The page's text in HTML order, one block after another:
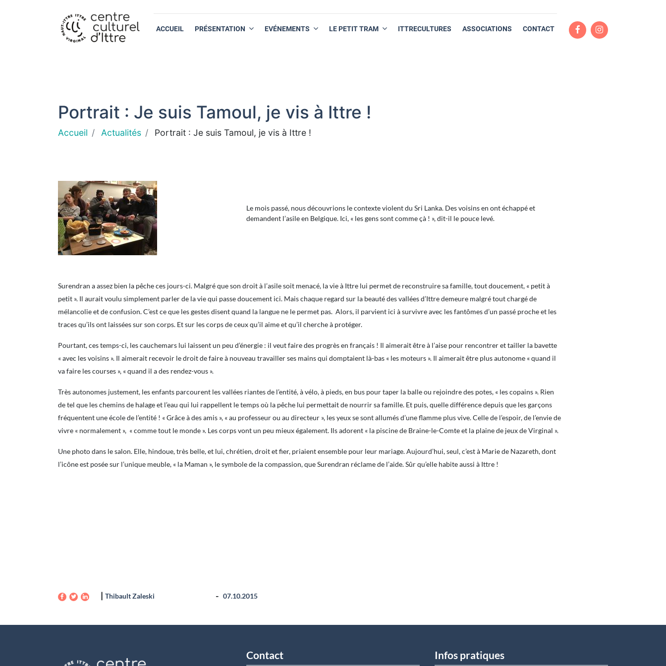
ACCUEIL PRÉSENTATION EVÉNEMENTS LE PETIT TRAM ITTRECULTURES ASSOCIATIONS CONTACT
Portrait : Je suis Tamoul, je vis à Ittre !
Accueil Actualités Portrait : Je suis Tamoul, je vis à Ittre !
Le mois passé, nous découvrions le contexte violent du Sri Lanka. Des voisins en ont échappé et
demandent l’asile en Belgique. Ici, « les gens sont comme çà ! », dit-il le pouce levé.
Surendran a assez bien la pêche ces jours-ci. Malgré que son droit à l’asile soit menacé, la vie à Ittre lui permet de reconstruire sa famille, tout doucement, « petit à
petit ». Il aurait voulu simplement parler de la vie qui passe doucement ici. Mais chaque regard sur la beauté des vallées d’Ittre demeure malgré tout chargé de
mélancolie et de confusion. C’est ce que les gestes disent quand la langue ne le permet pas. Alors, il parvient ici à survivre avec les fantômes d’un passé proche et les
traces qu’ils ont laissées sur son corps. Et sur les corps de ceux qu’il aime et qu’il cherche à protéger.
Pourtant, ces temps-ci, les cauchemars lui laissent un peu d’énergie : il veut faire des progrès en français ! Il aimerait être à l’aise pour rencontrer et tailler la bavette
« avec les voisins ». Il aimerait recevoir le droit de faire à nouveau travailler ses mains qui domptaient là-bas « les moteurs ». Il aimerait être plus autonome « quand il
va faire les courses », « quand il a des rendez-vous ».
Très autonomes justement, les enfants parcourent les vallées riantes de l’entité, à vélo, à pieds, en bus pour taper la balle ou rejoindre des potes, « les copains ». Rien
de tel que les chemins de halage et l’eau qui lui rappellent le temps où la pêche lui permettait de nourrir sa famille. Et puis, quelle différence depuis que les garçons
fréquentent une école de l’entité ! « Grâce à des amis », « au professeur ou au directeur », les yeux se sont allumés d’une flamme plus vive. Celle de l’espoir, de l’envie de
vivre « normalement », « comme tout le monde ». Les corps vont un peu mieux également. Ils adorent « la piscine de Braine-le-Comte et la plaine de jeux de Virginal ».
Une photo dans le salon. Elle, hindoue, très belle, et lui, chrétien, droit et fier, priaient ensemble pour leur mariage. Aujourd’hui, seul, c’est à Marie de Nazareth, dont
l’icône est posée sur l’unique meuble, « la Maman », le symbole de la compassion, que Surendran réclame de l’aide. Sûr qu’elle habite aussi à Ittre !
Thibault Zaleski 07.10.2015
Contact Infos pratiques